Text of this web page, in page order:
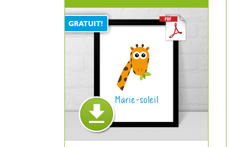
Marie-soleil